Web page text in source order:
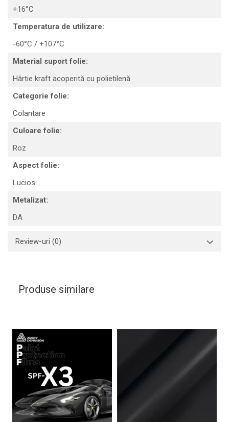
+16°C
Temperatura de utilizare:
-60°C / +107°C
Material suport folie:
Hârtie kraft acoperită cu polietilenă
Categorie folie:
Colantare
Culoare folie:
Roz
Aspect folie:
Lucios
Metalizat:
DA
Review-uri (0)
Produse similare